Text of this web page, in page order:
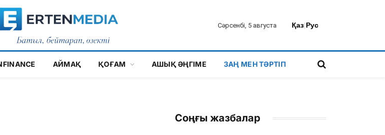
Сәрсенбі, 5 августа Қаз|Рус
АЙМАҚ ҚОҒАМ АШЫҚ ӘҢГІМЕ ЗАҢ МЕН ТӘРТІП
Соңғы жазбалар